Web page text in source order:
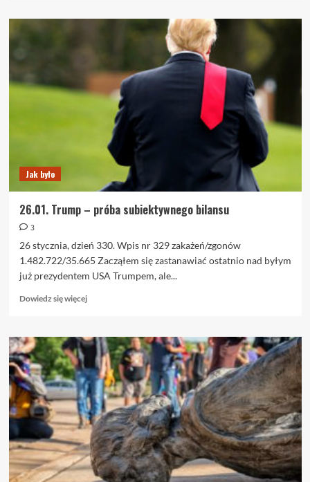
o
daję
Orkiestrę
wyznania
potwora
Jak było
26.01. Trump – próba subiektywnego bilansu
3
26 stycznia, dzień 330. Wpis nr 329 zakażeń/zgonów
1.482.722/35.665 Zacząłem się zastanawiać ostatnio nad byłym
już prezydentem USA Trumpem, ale...
Dowiedz się więcejDowiedz
o
26.01.
Trump
–
próba
subiektywnego
bilansu